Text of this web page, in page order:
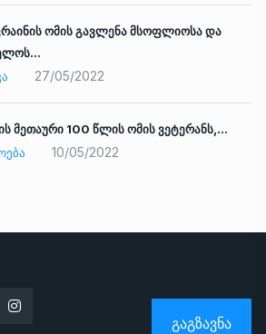
ომის გავლენა მსოფლიოსა და
27/05/2022
მეთაური 100 წლის ომის ვეტერანს,…
10/05/2022
ᲒᲐᲒᲖᲐᲕᲜᲐ